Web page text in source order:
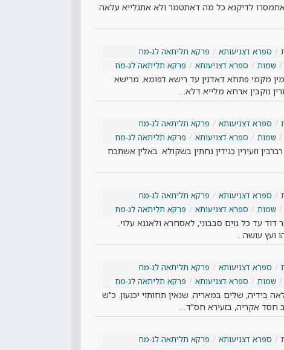
אתמסרו לדיקנא כל מה דאתטמר ולא אתגלייא עלאה
ספרא דצניעותא
פרקא תליתאה לג-מח
שמות ספרא דצניעותא פרקא תליתאה לג-מח
מקמי פתחא דאדנין עד רישא דפומא. מרישא
נוקבין ארחא מלייא דלא…
ספרא דצניעותא
פרקא תליתאה לג-מח
שמות ספרא דצניעותא פרקא תליתאה לג-מח
וזעירין כגידין נחתין בשקולא. באלין אשתכח
ספרא דצניעותא
פרקא תליתאה לג-מח
שמות ספרא דצניעותא פרקא תליתאה לג-מח
עד כל גוים סבבוני, לאסחרא ולאגנא עלוי.
ועץ עושה…
ספרא דצניעותא
פרקא תליתאה לג-מח
שמות ספרא דצניעותא פרקא תליתאה לג-מח
בידיה, שלים במאריה. שנאין תחותוי יכנעון. כ"ש
חסד אקריה, בזעירא חס"ד…
ספרא דצניעותא
פרקא תליתאה לג-מח